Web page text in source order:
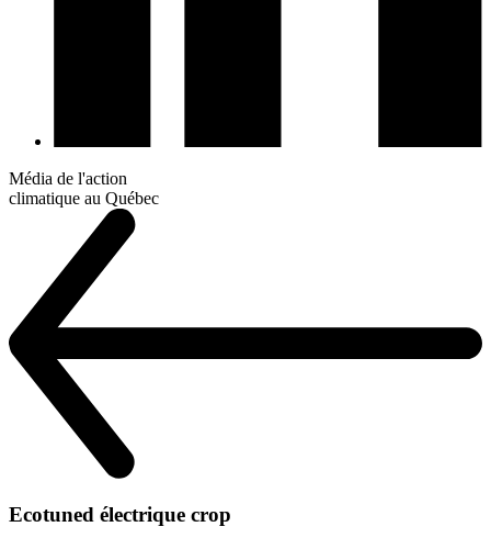
Média de l'action
climatique au Québec
Ecotuned électrique crop